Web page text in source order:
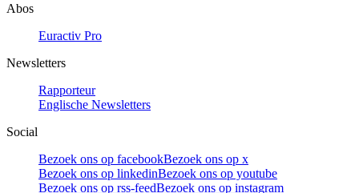
Abos
Euractiv Pro
Newsletters
Rapporteur
Englische Newsletters
Social
Bezoek ons op facebookBezoek ons op x
Bezoek ons op linkedinBezoek ons op youtube
Bezoek ons op rss-feedBezoek ons op instagram